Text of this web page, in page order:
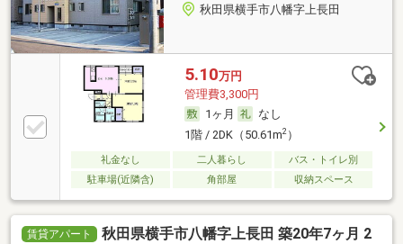
秋田県横手市八幡字上長田
5.10万円
管理費3,300円
1ヶ月
なし
1階 / 2DK（50.61m2）
礼金なし 二人暮らし
バス・トイレ別
駐車場(近隣含)
角部屋 収納スペース
賃貸アパート
秋田県横手市八幡字上長田 築20年7ヶ月 2